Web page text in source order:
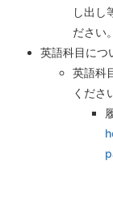
し出し
ださい。
英語科目につ
英語科
くださ